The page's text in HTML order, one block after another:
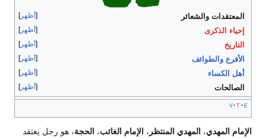
أظهر المعتقدات والشعائر
أظهر إحياء الذكرى
أظهر التاريخ
أظهر الأفرع والطوائف
أظهر أهل الكساء
أظهر الصالحات
v t e
الإمام المهدي، المهدي المنتظر ، الإمام الغائب، الحجة، هو رجل يعتقد